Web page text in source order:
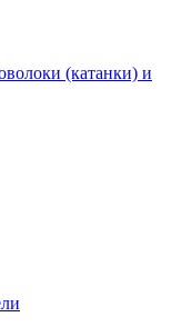
(катанки) и